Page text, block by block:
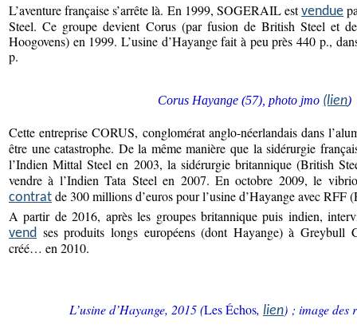
L’aventure française s’arrête là. En 1999, SOGERAIL estvendue
Steel. Ce groupe devient Corus (par fusion de British Steel et
Hoogovens) en 1999. L’usine d’Hayange fait à peu près 440 p.,
p.
Corus Hayange (57), photo jmo (lien)
Cette entreprise CORUS, conglomérat anglo-néerlandais dans
être une catastrophe. De la même manière que la sidérurgie
l’Indien Mittal Steel en 2003, la sidérurgie britannique (British
vendre à l’Indien Tata Steel en 2007. En octobre 2009, le
contrat de 300 millions d’euros pour l’usine d’Hayange avec RFF
A partir de 2016, après les groupes britannique puis indien,
vend ses produits longs européens (dont Hayange) à Greybull
créé… en 2010.
L’usine d’Hayange, 2015 (Les Échos, lien) ; image des